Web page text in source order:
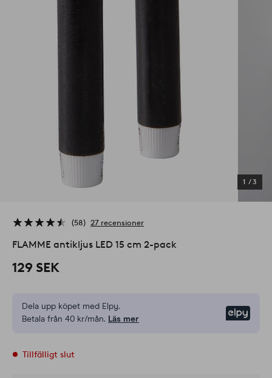
1 /3
58 27 recensioner
FLAMME antikljus LED 15 cm 2-pack
129 SEK
Dela upp köpet med Elpy.
Betala från 40 kr/mån. Läs mer
Tillfälligt slut